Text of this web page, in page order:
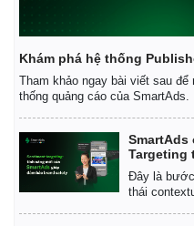
Thế giới
Quan sát
Cuộc sống đó đây
Hồ sơ
Khám phá hệ thống
Tham khảo ngay bài viết sau để
thống quảng cáo của SmartAds.
Targeting
Đây là
thái